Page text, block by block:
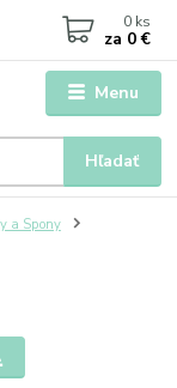
Menu
Hľadať
0 ks
za 0 €
a Spony